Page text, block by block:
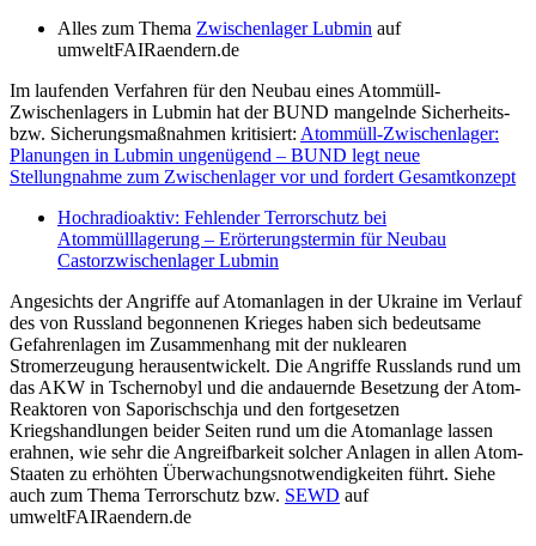
Alles zum Thema Zwischenlager Lubmin auf
umweltFAIRaendern.de
Im laufenden Verfahren für den Neubau eines Atommüll-
Zwischenlagers in Lubmin hat der BUND mangelnde Sicherheits-
bzw. Sicherungsmaßnahmen kritisiert: Atommüll-Zwischenlager:
Planungen in Lubmin ungenügend – BUND legt neue
Stellungnahme zum Zwischenlager vor und fordert Gesamtkonzept
Hochradioaktiv: Fehlender Terrorschutz bei
Atommülllagerung – Erörterungstermin für Neubau
Castorzwischenlager Lubmin
Angesichts der Angriffe auf Atomanlagen in der Ukraine im Verlauf
des von Russland begonnenen Krieges haben sich bedeutsame
Gefahrenlagen im Zusammenhang mit der nuklearen
Stromerzeugung herausentwickelt. Die Angriffe Russlands rund um
das AKW in Tschernobyl und die andauernde Besetzung der Atom-
Reaktoren von Saporischschja und den fortgesetzen
Kriegshandlungen beider Seiten rund um die Atomanlage lassen
erahnen, wie sehr die Angreifbarkeit solcher Anlagen in allen Atom-
Staaten zu erhöhten Überwachungsnotwendigkeiten führt. Siehe
auch zum Thema Terrorschutz bzw. SEWD auf
umweltFAIRaendern.de